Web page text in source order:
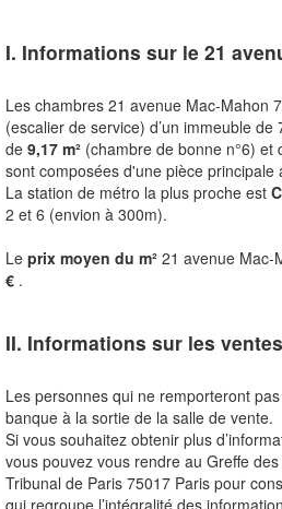
I. Informations sur le 21
Les chambres 21 avenue Mac-Mahon
(escalier de service) d’un immeuble
de 9,17 m² (chambre de bonne n°6) et
sont composées d'une pièce
La station de métro la plus proche est
2 et 6 (envion à 300m).
Le prix moyen du m² 21 avenue Mac-
€ .
II. Informations sur les
Les personnes qui ne remporteront
banque à la sortie de la salle de vente.
Si vous souhaitez obtenir plus
vous pouvez vous rendre au Greffe
Tribunal de Paris 75017 Paris pour
qui regroupe l’intégralité des